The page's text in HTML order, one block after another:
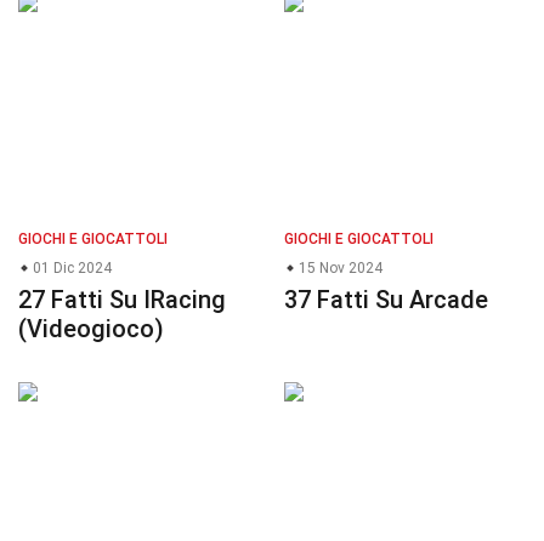
GIOCHI E GIOCATTOLI
01 Dic 2024
27 Fatti Su IRacing
(Videogioco)
GIOCHI E GIOCATTOLI
15 Nov 2024
37 Fatti Su Arcade